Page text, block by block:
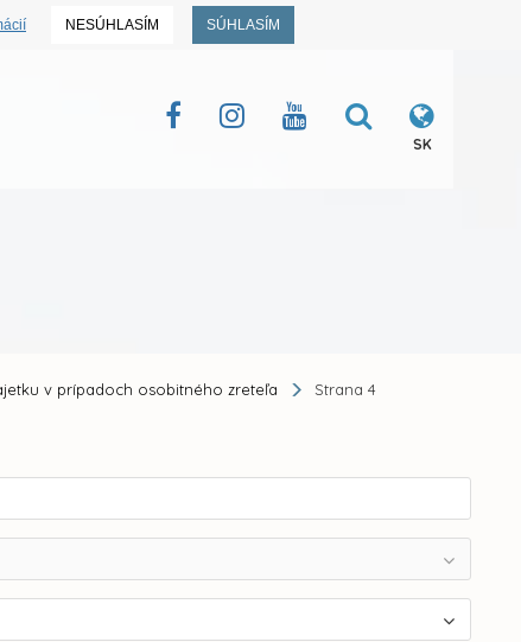
NESÚHLASÍM SÚHLASÍM
SK
v prípadoch osobitného zreteľa Strana 4